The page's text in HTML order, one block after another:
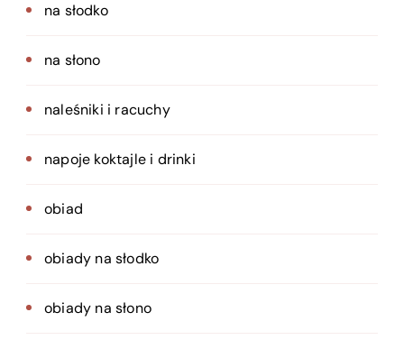
na słodko
na słono
naleśniki i racuchy
napoje koktajle i drinki
obiad
obiady na słodko
obiady na słono